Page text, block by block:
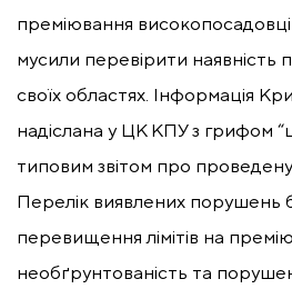
преміювання
мусили перевірити наявність
своїх областях. Інформація
надіслана у ЦК КПУ з грифом
типовим звітом про
Перелік виявлених порушень
перевищення лімітів на
необґрунтованість та